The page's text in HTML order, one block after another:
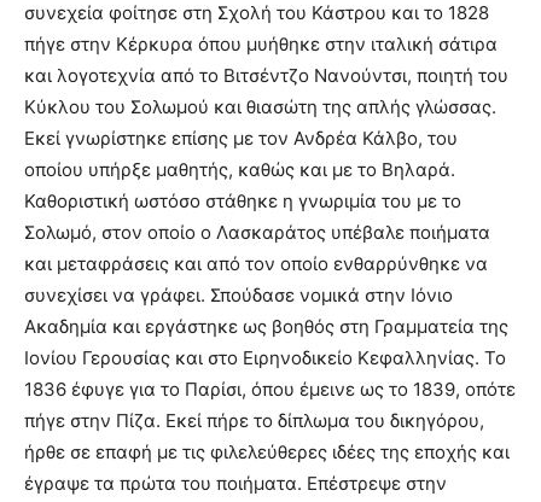
συνεχεία φοίτησε στη Σχολή του Κάστρου και το 1828
πήγε στην Κέρκυρα όπου μυήθηκε στην ιταλική σάτιρα
και λογοτεχνία από το Βιτσέντζο Νανούντσι, ποιητή του
Κύκλου του Σολωμού και θιασώτη της απλής γλώσσας.
Εκεί γνωρίστηκε επίσης με τον Ανδρέα Κάλβο, του
οποίου υπήρξε μαθητής, καθώς και με το Βηλαρά.
Καθοριστική ωστόσο στάθηκε η γνωριμία του με το
Σολωμό, στον οποίο ο Λασκαράτος υπέβαλε ποιήματα
και μεταφράσεις και από τον οποίο ενθαρρύνθηκε να
συνεχίσει να γράφει. Σπούδασε νομικά στην Ιόνιο
Ακαδημία και εργάστηκε ως βοηθός στη Γραμματεία της
Ιονίου Γερουσίας και στο Ειρηνοδικείο Κεφαλληνίας. Το
1836 έφυγε για το Παρίσι, όπου έμεινε ως το 1839, οπότε
πήγε στην Πίζα. Εκεί πήρε το δίπλωμα του δικηγόρου,
ήρθε σε επαφή με τις φιλελεύθερες ιδέες της εποχής και
έγραψε τα πρώτα του ποιήματα. Επέστρεψε στην